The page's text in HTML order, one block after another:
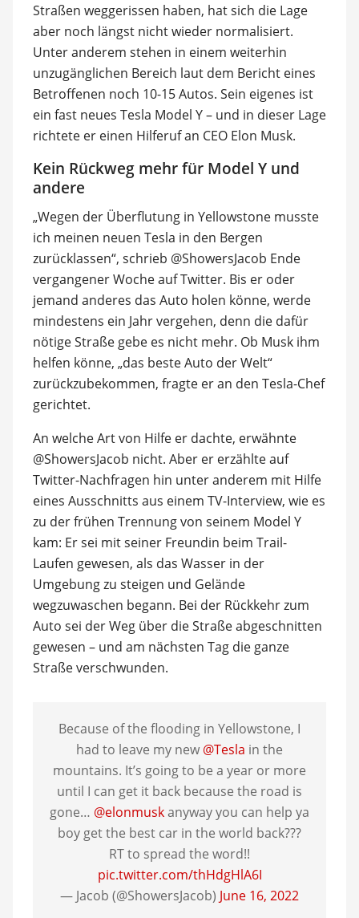
Straßen weggerissen haben, hat sich die Lage
aber noch längst nicht wieder normalisiert.
Unter anderem stehen in einem weiterhin
unzugänglichen Bereich laut dem Bericht eines
Betroffenen noch 10-15 Autos. Sein eigenes ist
ein fast neues Tesla Model Y – und in dieser Lage
richtete er einen Hilferuf an CEO Elon Musk.
Kein Rückweg mehr für Model Y und
andere
„Wegen der Überflutung in Yellowstone musste
ich meinen neuen Tesla in den Bergen
zurücklassen“, schrieb @ShowersJacob Ende
vergangener Woche auf Twitter. Bis er oder
jemand anderes das Auto holen könne, werde
mindestens ein Jahr vergehen, denn die dafür
nötige Straße gebe es nicht mehr. Ob Musk ihm
helfen könne, „das beste Auto der Welt“
zurückzubekommen, fragte er an den Tesla-Chef
gerichtet.
An welche Art von Hilfe er dachte, erwähnte
@ShowersJacob nicht. Aber er erzählte auf
Twitter-Nachfragen hin unter anderem mit Hilfe
eines Ausschnitts aus einem TV-Interview, wie es
zu der frühen Trennung von seinem Model Y
kam: Er sei mit seiner Freundin beim Trail-
Laufen gewesen, als das Wasser in der
Umgebung zu steigen und Gelände
wegzuwaschen begann. Bei der Rückkehr zum
Auto sei der Weg über die Straße abgeschnitten
gewesen – und am nächsten Tag die ganze
Straße verschwunden.
Because of the flooding in Yellowstone, I
had to leave my new @Tesla in the
mountains. It’s going to be a year or more
until I can get it back because the road is
gone… @elonmuskanyway you can help ya
boy get the best car in the world back???
RT to spread the word!!
pic.twitter.com/thHdgHlA6I
— Jacob (@ShowersJacob) June 16, 2022